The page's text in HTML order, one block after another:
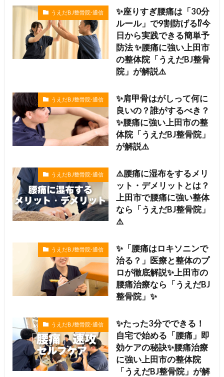
うえだBJ整骨院-通信
✨座りすぎ腰痛は「30分
ルール」で9割防げる⁉️今
日から実践できる簡単予
防法 ✨腰痛に強い上田市
の整体院「うえだBJ整骨
院」が解説⚠️
うえだBJ整骨院-通信
✨肩甲骨はがしって何に
良いの？誰がするべき？
✨腰痛に強い上田市の整
体院「うえだBJ整骨院」
が解説⚠️
うえだBJ整骨院-通信
⚠️腰痛に湿布をするメリ
ット・デメリットとは？
上田市で腰痛に強い整体
なら「うえだBJ整骨院」
⚠️
うえだBJ整骨院-通信
✨「腰痛はロキソニンで
治る？」医療と整体のプ
ロが徹底解説✨上田市の
腰痛治療なら「うえだBJ
整骨院」✨
うえだBJ整骨院-通信
✨たった3分でできる！
自宅で始める「腰痛」即
効ケアの秘訣✨腰痛治療
に強い上田市の整体院
「うえだBJ整骨院」が解